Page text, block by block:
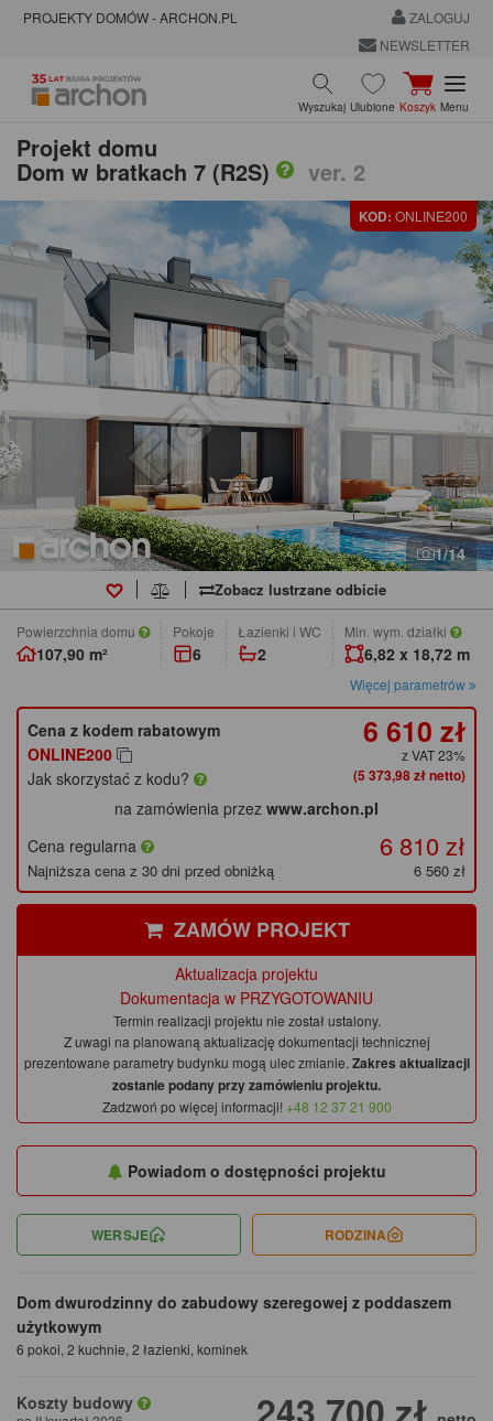
PROJEKTY DOMÓW - ARCHON.PL
ZALOGUJ
NEWSLETTER
Wyszukaj Ulubione Koszyk Menu
Projekt domu
Dom w bratkach 7 (R2S) ver. 2
KOD: ONLINE200
1/14
Zobacz lustrzane odbicie
Powierzchnia domu
107,90 m²
pokoje
6
łazienki i WC
2
Min. wym. działki
6,82 x 18,72 m
Więcej parametrów
Dom dwurodzinny do zabudowy szeregowej z poddaszem
użytkowym
6 pokoi, 2 kuchnie, 2 łazienki, kominek
Koszty budowy 243 700 zł
Cena z kodem rabatowym
ONLINE200
Jak skorzystać z kodu?
6 610 zł
z VAT 23%
(5 373,98 zł netto)
na zamówienia przez www.archon.pl
Cena regularna
6 810 zł
Najniższa cena z 30 dni przed obniżką 6 560 zł
ZAMÓW PROJEKT
Aktualizacja projektu
Dokumentacja w PRZYGOTOWANIU
Termin realizacji projektu nie został ustalony.
Z uwagi na planowaną aktualizację dokumentacji technicznej
prezentowane parametry budynku mogą ulec zmianie. Zakres aktualizacji
zostanie podany przy zamówieniu projektu.
Zadzwoń po więcej informacji! +48 12 37 21 900
Powiadom o dostępności projektu
WERSJE RODZINA